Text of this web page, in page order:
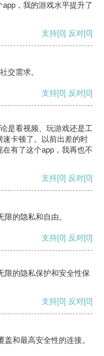
，我的游戏水平提升了
支持[0] 反对[0]
交需求。
支持[0] 反对[0]
是看视频、玩游戏还是工
卡顿了。以前出差的时
有了这个app，我再也不
支持[0] 反对[0]
的隐私和自由。
支持[0] 反对[0]
限的隐私保护和安全性保
支持[0] 反对[0]
和最高安全性的连接。